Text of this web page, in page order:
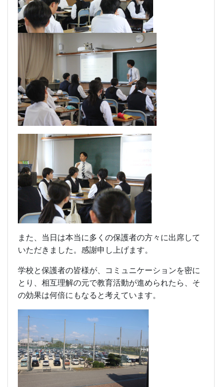
また、当日は本当に多くの保護者の方々に出席して
いただきました。感謝申し上げます。
学校と保護者の皆様が、コミュニケーションを密に
とり、相互理解の元で教育活動が進められたら、そ
の効果は何倍にもなると考えています。